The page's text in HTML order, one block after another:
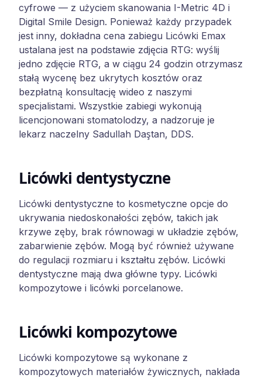
cyfrowe — z użyciem skanowania I-Metric 4D i
Digital Smile Design. Ponieważ każdy przypadek
jest inny, dokładna cena zabiegu Licówki Emax
ustalana jest na podstawie zdjęcia RTG: wyślij
jedno zdjęcie RTG, a w ciągu 24 godzin otrzymasz
stałą wycenę bez ukrytych kosztów oraz
bezpłatną konsultację wideo z naszymi
specjalistami. Wszystkie zabiegi wykonują
licencjonowani stomatolodzy, a nadzoruje je
lekarz naczelny Sadullah Daştan, DDS.
Licówki dentystyczne
Licówki dentystyczne to kosmetyczne opcje do
ukrywania niedoskonałości zębów, takich jak
krzywe zęby, brak równowagi w układzie zębów,
zabarwienie zębów. Mogą być również używane
do regulacji rozmiaru i kształtu zębów. Licówki
dentystyczne mają dwa główne typy. Licówki
kompozytowe i licówki porcelanowe.
Licówki kompozytowe
Licówki kompozytowe są wykonane z
kompozytowych materiałów żywicznych, nakłada